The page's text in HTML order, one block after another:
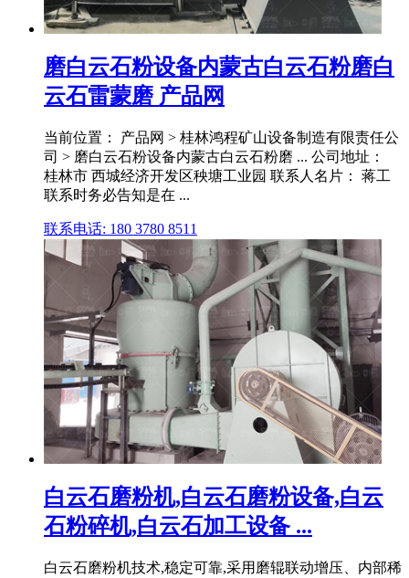
磨白云石粉设备内蒙古白云石粉磨白
云石雷蒙磨 产品网
当前位置： 产品网 > 桂林鸿程矿山设备制造有限责任公
司 > 磨白云石粉设备内蒙古白云石粉磨 ... 公司地址：
桂林市 西城经济开发区秧塘工业园 联系人名片： 蒋工
联系时务必告知是在 ...
联系电话: 180 3780 8511
白云石磨粉机,白云石磨粉设备,白云
石粉碎机,白云石加工设备 ...
白云石磨粉机技术,稳定可靠,采用磨辊联动增压、内部稀